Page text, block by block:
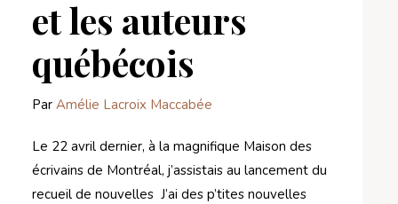
et les auteurs
québécois
Par Amélie Lacroix Maccabée
Le 22 avril dernier, à la magnifique Maison des
écrivains de Montréal, j’assistais au lancement du
recueil de nouvelles J’ai des p’tites nouvelles